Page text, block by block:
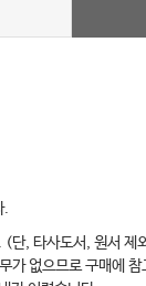
.
, 타사도서, 원서
가 없으므로 구매에 참